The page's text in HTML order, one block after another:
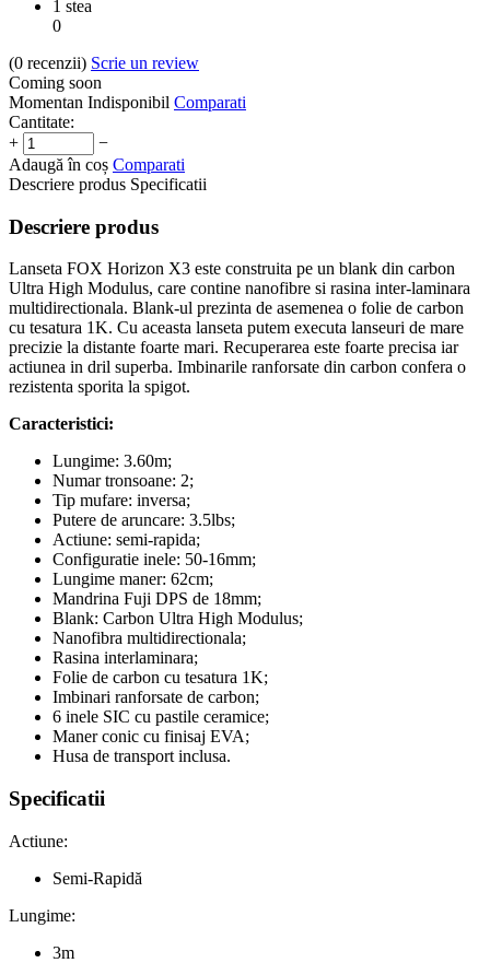
1 stea
0
(0 recenzii) Scrie un review
Coming soon
Momentan Indisponibil Comparati
Cantitate:
+
−
Adaugă în coș Comparati
Descriere produs Specificatii
Descriere produs
Lanseta FOX Horizon X3 este construita pe un blank din carbon
Ultra High Modulus, care contine nanofibre si rasina inter-laminara
multidirectionala. Blank-ul prezinta de asemenea o folie de carbon
cu tesatura 1K. Cu aceasta lanseta putem executa lanseuri de mare
precizie la distante foarte mari. Recuperarea este foarte precisa iar
actiunea in dril superba. Imbinarile ranforsate din carbon confera o
rezistenta sporita la spigot.
Caracteristici:
Lungime: 3.60m;
Numar tronsoane: 2;
Tip mufare: inversa;
Putere de aruncare: 3.5lbs;
Actiune: semi-rapida;
Configuratie inele: 50-16mm;
Lungime maner: 62cm;
Mandrina Fuji DPS de 18mm;
Blank: Carbon Ultra High Modulus;
Nanofibra multidirectionala;
Rasina interlaminara;
Folie de carbon cu tesatura 1K;
Imbinari ranforsate de carbon;
6 inele SIC cu pastile ceramice;
Maner conic cu finisaj EVA;
Husa de transport inclusa.
Specificatii
Actiune:
Semi-Rapidă
Lungime:
3m